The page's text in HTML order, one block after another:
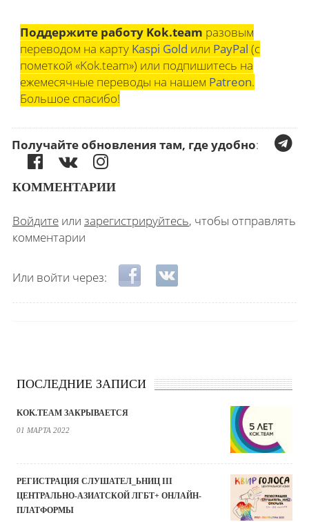
Поддержите работу Kok.team разовым
переводом на карту Kaspi Gold или PayPal (с
пометкой «Kok.team») или подпишитесь на
ежемесячные переводы на нашем Patreon.
Большое спасибо!
Получайте обновления там, где удобно:
КОММЕНТАРИИ
Войдите или зарегистрируйтесь, чтобы отправлять
комментарии
Или войти через: Login with Facebook
Login with ВКонтакте
ПОСЛЕДНИЕ ЗАПИСИ
KOK.TEAM ЗАКРЫВАЕТСЯ
01 МАРТА 2022
РЕГИСТРАЦИЯ СЛУШАТЕЛ_ЬНИЦ III
ЦЕНТРАЛЬНО-АЗИАТСКОЙ ЛГБТ+ ОНЛАЙН-
ПЛАТФОРМЫ